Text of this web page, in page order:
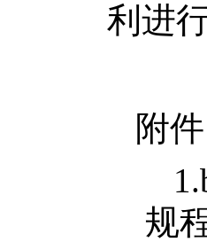
利进
附
规